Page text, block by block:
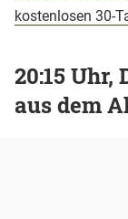
kostenlosen 30-
20:15 Uhr,
aus dem